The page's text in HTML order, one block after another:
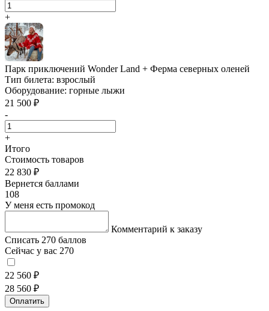
+
Парк приключений Wonder Land + Ферма северных оленей
Тип билета: взрослый
Оборудование: горные лыжи
21 500 ₽
-
+
Итого
Стоимость товаров
22 830 ₽
Вернется баллами
108
У меня есть промокод
Комментарий к заказу
Списать 270 баллов
Сейчас у вас 270
22 560 ₽
28 560 ₽
Оплатить